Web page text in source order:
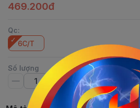
469.200đ
Qc:
6C/T
Số lượng